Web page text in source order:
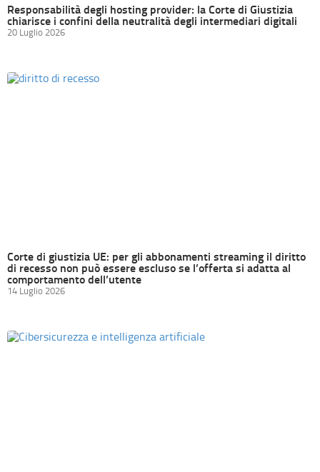
Responsabilità degli hosting provider: la Corte di Giustizia
chiarisce i confini della neutralità degli intermediari digitali
20 Luglio 2026
Corte di giustizia UE: per gli abbonamenti streaming il diritto
di recesso non può essere escluso se l’offerta si adatta al
comportamento dell’utente
14 Luglio 2026